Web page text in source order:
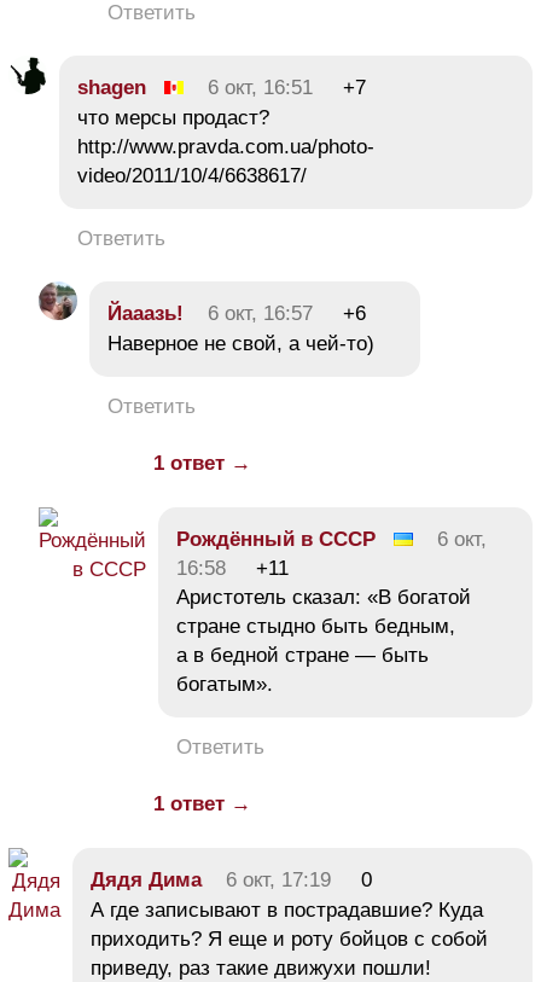
Ответить
shagen 6 окт, 16:51
+7
что мерсы продаст?
http://www.pravda.com.ua/photo-
video/2011/10/4/6638617/
Ответить
Йааазь! 6 окт, 16:57
+6
Наверное не свой, а чей-то)
Ответить
1 ответ →
Рождённый в СССР
6 окт,
16:58
+11
Аристотель сказал: «В богатой
стране стыдно быть бедным,
а в бедной стране — быть
богатым».
Ответить
1 ответ →
Дядя Дима 6 окт, 17:19
0
А где записывают в пострадавшие? Куда
приходить? Я еще и роту бойцов с собой
приведу, раз такие движухи пошли!